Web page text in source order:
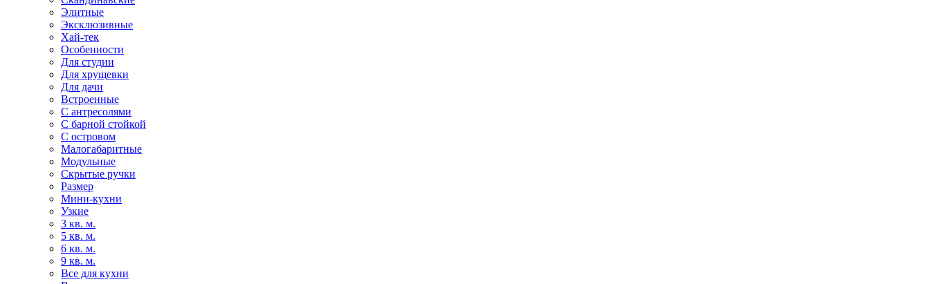
Элитные
Эксклюзивные
Хай-тек
Особенности
Для студии
Для хрущевки
Для дачи
Встроенные
С антресолями
С барной стойкой
С островом
Малогабаритные
Модульные
Скрытые ручки
Размер
Мини-кухни
Узкие
3 кв. м.
5 кв. м.
6 кв. м.
9 кв. м.
Все для кухни